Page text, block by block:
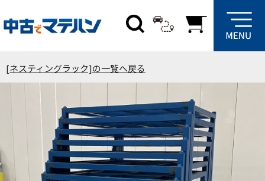
[ネスティングラック]の一覧へ戻る